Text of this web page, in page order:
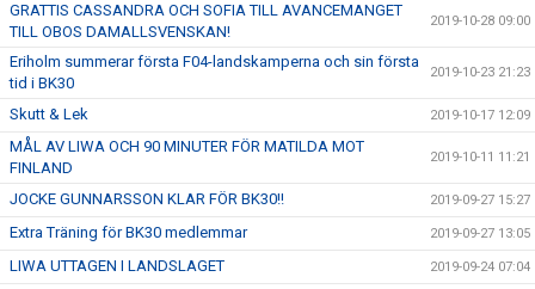
GRATTIS CASSANDRA OCH SOFIA TILL AVANCEMANGET
TILL OBOS DAMALLSVENSKAN!
2019-10-28 09:00
Eriholm summerar första F04-landskamperna och sin första
tid i BK30
2019-10-23 21:23
Skutt & Lek 2019-10-17 12:09
MÅL AV LIWA OCH 90 MINUTER FÖR MATILDA MOT
FINLAND
2019-10-11 11:21
JOCKE GUNNARSSON KLAR FÖR BK30!! 2019-09-27 15:27
Extra Träning för BK30 medlemmar 2019-09-27 13:05
LIWA UTTAGEN I LANDSLAGET 2019-09-24 07:04